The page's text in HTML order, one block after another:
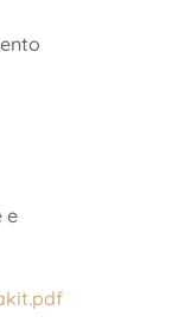
e